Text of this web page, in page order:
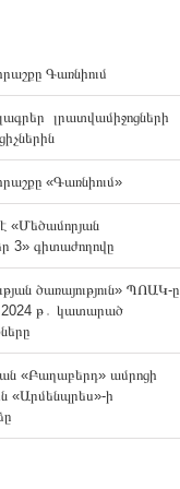
Գառնիում
լրատվամիջոցների
«Գառնիում»
«Մեծամորյան
3» գիտաժողովը
ծառայություն» ՊՈԱԿ-ը
թ․ կատարած
«Բաղաբերդ» ամրոցի
«Արմենպրես»-ի